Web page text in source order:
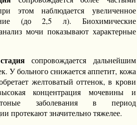
этом наблюдается увеличенное
(до 2,5 л). Биохимические
мочи показывают характерные
сопровождается дальнейшим
У больного снижается аппетит, кожа
желтоватый оттенок, в крови
концентрация мочевины и
заболевания в период
протекают значительно тяжелее.